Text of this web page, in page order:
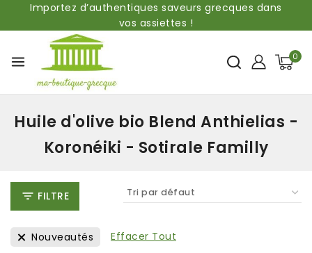
Importez d’authentiques saveurs grecques dans
vos assiettes !
0
Huile d'olive bio Blend Anthielias -
Koronéiki - Sotirale Familly
FILTRE
Nouveautés Effacer Tout